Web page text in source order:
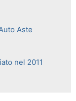
Aste
nel 2011